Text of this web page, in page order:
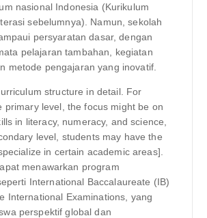
nasional Indonesia (Kurikulum
sebelumnya). Namun, sekolah
persyaratan dasar, dengan
pelajaran tambahan, kegiatan
metode pengajaran yang inovatif.
structure in detail. For
primary level, the focus might be on
in literacy, numeracy, and science,
level, students may have the
in certain academic areas].
menawarkan program
International Baccalaureate (IB)
International Examinations, yang
perspektif global dan